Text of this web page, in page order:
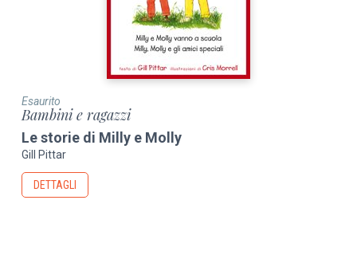
Esaurito
Bambini e ragazzi
Le storie di Milly e Molly
Gill Pittar
DETTAGLI